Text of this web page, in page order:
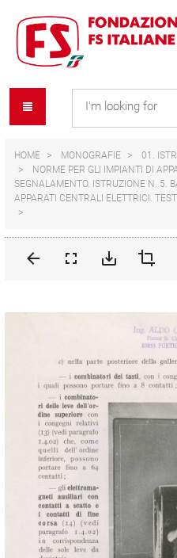
content
navigation
menu
HOME MONOGRAFIE
01.
NORME PER GLI IMPIANTI DI
SEGNALAMENTO. ISTRUZIONE N. 5.
APPARATI CENTRALI ELETTRICI.